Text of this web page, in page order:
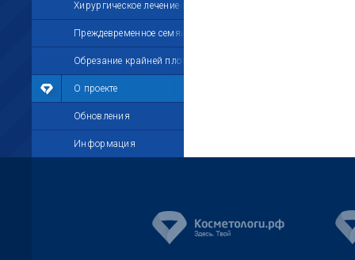
Хирургическое лечение импотенции
Преждевременное семяизвержение
Обрезание крайней плоти
О проекте
Обновления
Информация